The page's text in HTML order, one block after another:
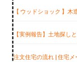
【 ウッドショック 】
【実例報告】土地探し
注文住宅の流れ | 住宅